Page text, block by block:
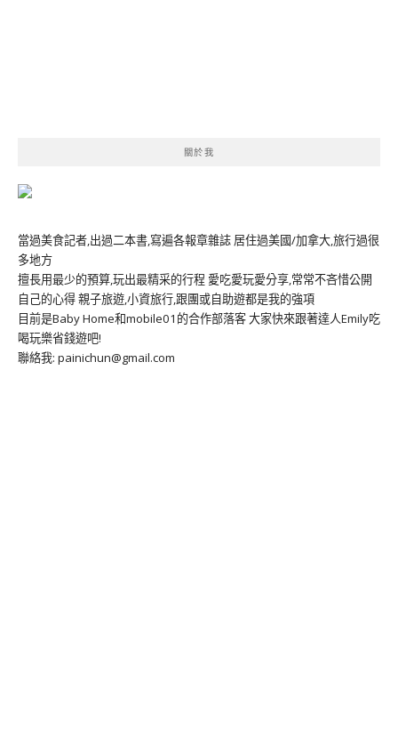
關於我
當過美食記者,出過二本書,寫遍各報章雜誌 居住過美國/加拿大,旅行過很
多地方
擅長用最少的預算,玩出最精采的行程 愛吃愛玩愛分享,常常不吝惜公開
自己的心得 親子旅遊,小資旅行,跟團或自助遊都是我的強項
目前是Baby Home和mobile01的合作部落客 大家快來跟著達人Emily吃
喝玩樂省錢遊吧!
聯絡我: painichun@gmail.com